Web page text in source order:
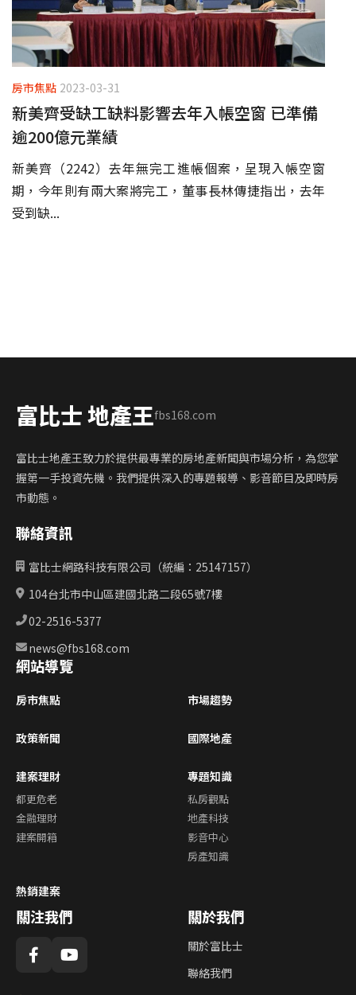
房市焦點 2023-03-31
新美齊受缺工缺料影響去年入帳空窗 已準備
逾200億元業績
新美齊（2242）去年無完工進帳個案，呈現入帳空窗
期，今年則有兩大案將完工，董事長林傳捷指出，去年
受到缺...
富比士 地產王fbs168.com
富比士地產王致力於提供最專業的房地產新聞與市場分析，為您掌
握第一手投資先機。我們提供深入的專題報導、影音節目及即時房
市動態。
聯絡資訊
富比士網路科技有限公司（統編：25147157）
104台北市中山區建國北路二段65號7樓
02-2516-5377
news@fbs168.com
網站導覽
房市焦點 市場趨勢
政策新聞 國際地產
建案理財
都更危老
金融理財
建案開箱
專題知識
私房觀點
地產科技
影音中心
房產知識
熱銷建案
關注我們 關於我們
關於富比士
聯絡我們